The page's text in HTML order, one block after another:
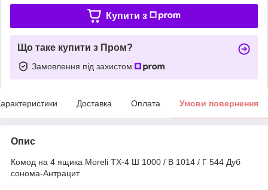
Купити з
Що таке купити з Пром?
Замовлення під захистом
Доставка Оплата Умови повернення
Опис
Комод на 4 ящика Moreli TX-4 Ш 1000 / В 1014 / Г 544 Дуб
сонома-Антрацит